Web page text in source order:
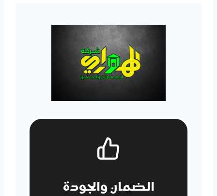
الضمان والجودة